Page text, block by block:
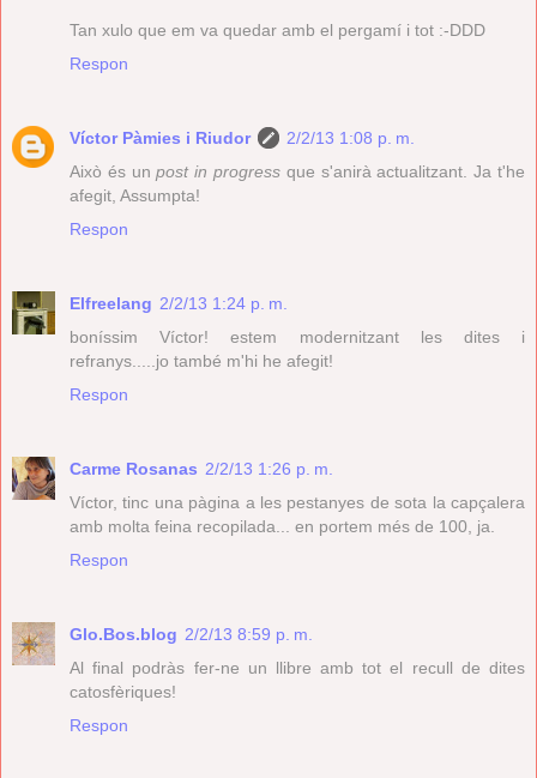
Tan xulo que em va quedar amb el pergamí i tot :-DDD
Respon
Víctor Pàmies i Riudor
2/2/13 1:08 p. m.
Això és unpost in progress que s'anirà actualitzant. Ja t'he
afegit, Assumpta!
Respon
Elfreelang 2/2/13 1:24 p. m.
boníssim Víctor! estem modernitzant les dites i
refranys.....jo també m'hi he afegit!
Respon
Carme Rosanas 2/2/13 1:26 p. m.
Víctor, tinc una pàgina a les pestanyes de sota la capçalera
amb molta feina recopilada... en portem més de 100, ja.
Respon
Glo.Bos.blog 2/2/13 8:59 p. m.
Al final podràs fer-ne un llibre amb tot el recull de dites
catosfèriques!
Respon